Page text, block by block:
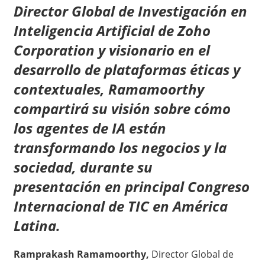
Director Global de Investigación en
Inteligencia Artificial de Zoho
Corporation y visionario en el
desarrollo de plataformas éticas y
contextuales, Ramamoorthy
compartirá su visión sobre cómo
los agentes de IA están
transformando los negocios y la
sociedad, durante su
presentación en principal Congreso
Internacional de TIC en América
Latina.
Ramprakash Ramamoorthy, Director Global de